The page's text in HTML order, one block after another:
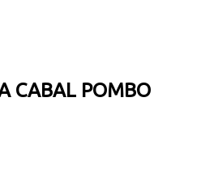
CABAL POMBO